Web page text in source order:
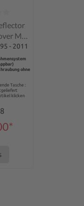
of 0 out of 5 stars
MG
TF- 2011
ohne
Tasche :
klicken